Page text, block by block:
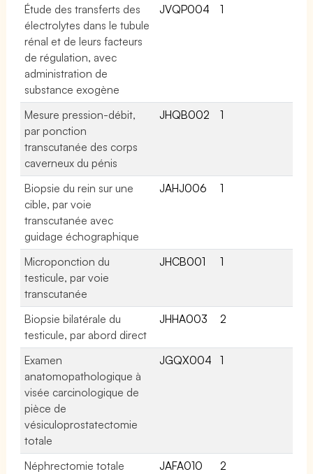
Étude des transferts des
électrolytes dans le tubule
rénal et de leurs facteurs
de régulation, avec
administration de
substance exogène
JVQP004 1
Mesure pression-débit,
par ponction
transcutanée des corps
caverneux du pénis
JHQB002 1
Biopsie du rein sur une
cible, par voie
transcutanée avec
guidage échographique
JAHJ006 1
Microponction du
testicule, par voie
transcutanée
JHCB001 1
Biopsie bilatérale du
testicule, par abord direct
JHHA003 2
Examen
anatomopathologique à
visée carcinologique de
pièce de
vésiculoprostatectomie
totale
JGQX004 1
Néphrectomie totale
JAFA010 2